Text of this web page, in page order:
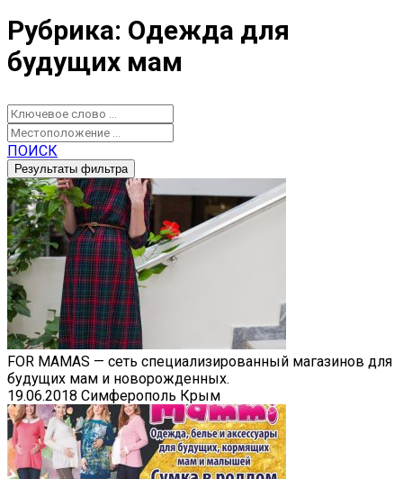
Рубрика: Одежда для
будущих мам
ПОИСК
FOR MAMAS — cеть специализированный магазинов для
будущих мам и новорожденных.
19.06.2018 Симферополь Крым